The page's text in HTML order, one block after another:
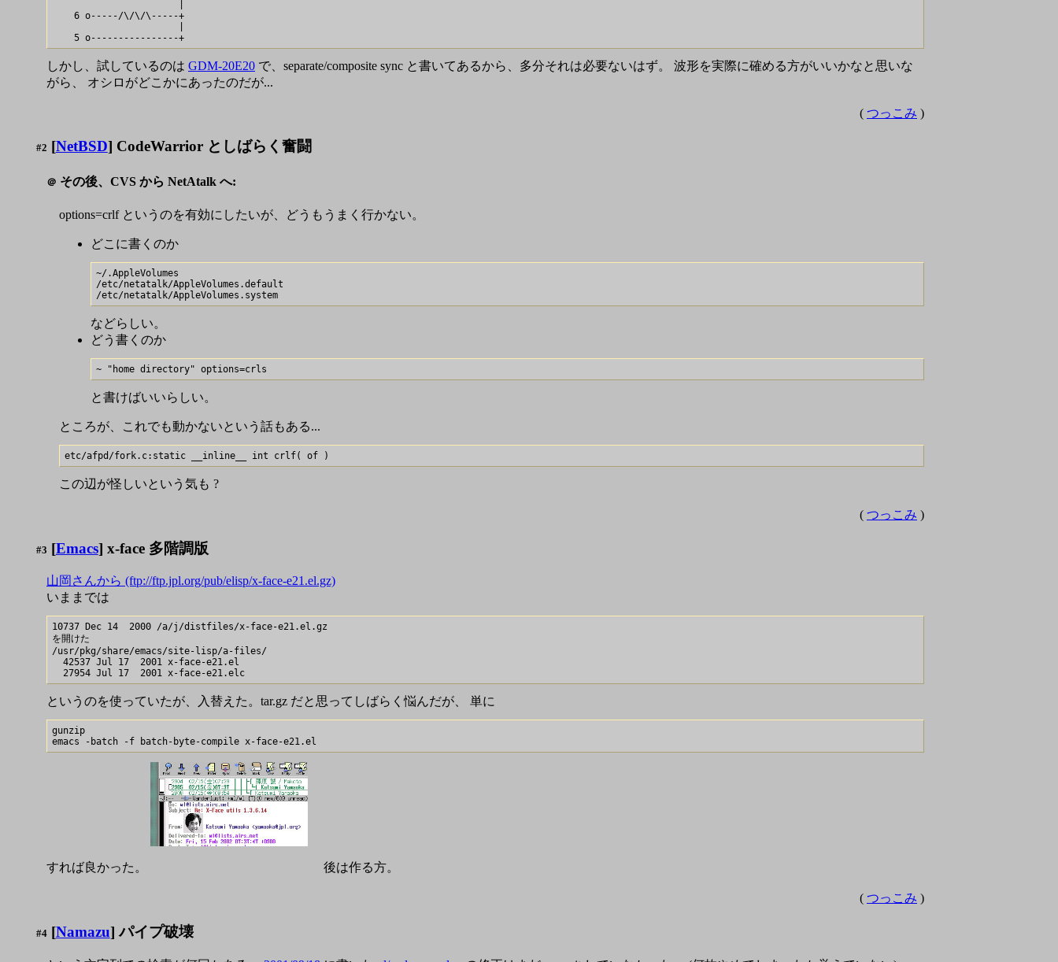
    6 o-----/\/\/\-----+
しかし、試しているのは GDM-20E20 で、separate/composite sync と書いてあるから、多分それは必要ないはず。 波形を実際に確める方がいいかなと思いな
がら、 オシロがどこかにあったのだが...
( つっこみ )
#2 [NetBSD] CodeWarrior としばらく奮闘
＠ その後、CVS から NetAtalk へ:
options=crlf というのを有効にしたいが、どうもうまく行かない。
どこに書くのか
~/.AppleVolumes
/etc/netatalk/AppleVolumes.default
などらしい。
どう書くのか
と書けばいいらしい。
ところが、これでも動かないという話もある...
この辺が怪しいという気も ?
( つっこみ )
#3 [Emacs] x-face 多階調版
山岡さんから (ftp://ftp.jpl.org/pub/elisp/x-face-e21.el.gz)
いままでは
10737 Dec 14  2000 /a/j/distfiles/x-face-e21.el.gz
を開けた
/usr/pkg/share/emacs/site-lisp/a-files/
  42537 Jul 17  2001 x-face-e21.el
というのを使っていたが、入替えた。tar.gz だと思ってしばらく悩んだが、 単に
gunzip
すれば良かった。 後は作る方。
( つっこみ )
#4[Namazu] パイプ破壊